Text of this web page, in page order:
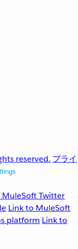
reserved. プライ
MuleSoft Twitter
Link to MuleSoft
platform Link to